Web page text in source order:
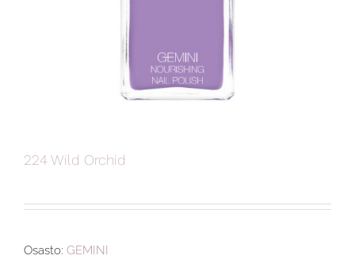
224 Wild Orchid
Osasto: GEMINI